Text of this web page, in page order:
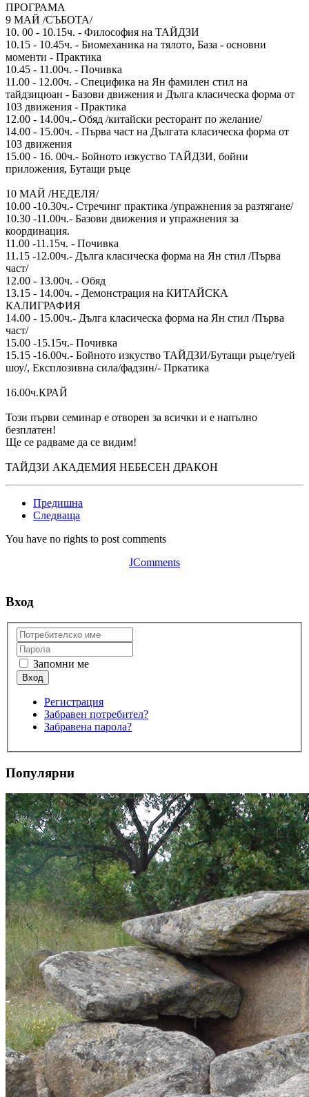
ПРОГРАМА
9 МАЙ /СЪБОТА/
10. 00 - 10.15ч. - Философия на ТАЙДЗИ
10.15 - 10.45ч. - Биомеханика на тялото, База - основни
моменти - Практика
10.45 - 11.00ч. - Почивка
11.00 - 12.00ч. - Специфика на Ян фамилен стил на
тайдзицюан - Базови движения и Дълга класическа форма от
103 движения - Практика
12.00 - 14.00ч.- Обяд /китайски ресторант по желание/
14.00 - 15.00ч. - Първа част на Дългата класическа форма от
103 движения
15.00 - 16. 00ч.- Бойното изкуство ТАЙДЗИ, бойни
приложения, Бутащи ръце
10 МАЙ /НЕДЕЛЯ/
10.00 -10.30ч.- Стречинг практика /упражнения за разтягане/
10.30 -11.00ч.- Базови движения и упражнения за
координация.
11.00 -11.15ч. - Почивка
11.15 -12.00ч.- Дълга класическа форма на Ян стил /Първа
част/
12.00 - 13.00ч. - Обяд
13.15 - 14.00ч. - Демонстрация на КИТАЙСКА
КАЛИГРАФИЯ
14.00 - 15.00ч.- Дълга класическа форма на Ян стил /Първа
част/
15.00 -15.15ч.- Почивка
15.15 -16.00ч.- Бойното изкуство ТАЙДЗИ/Бутащи ръце/туей
шоу/, Експлозивна сила/фадзин/- Пркатика
16.00ч.КРАЙ
Този първи семинар е отворен за всички и е напълно
безплатен!
Ще се радваме да се видим!
ТАЙДЗИ АКАДЕМИЯ НЕБЕСЕН ДРАКОН
Предишна
Следваща
You have no rights to post comments
JComments
Вход
Запомни ме
Регистрация
Забравен потребител?
Забравена парола?
Популярни